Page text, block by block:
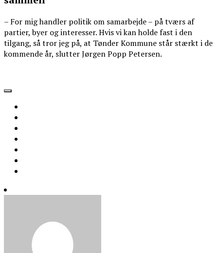
– For mig handler politik om samarbejde – på tværs af
partier, byer og interesser. Hvis vi kan holde fast i den
tilgang, så tror jeg på, at Tønder Kommune står stærkt i de
kommende år, slutter Jørgen Popp Petersen.